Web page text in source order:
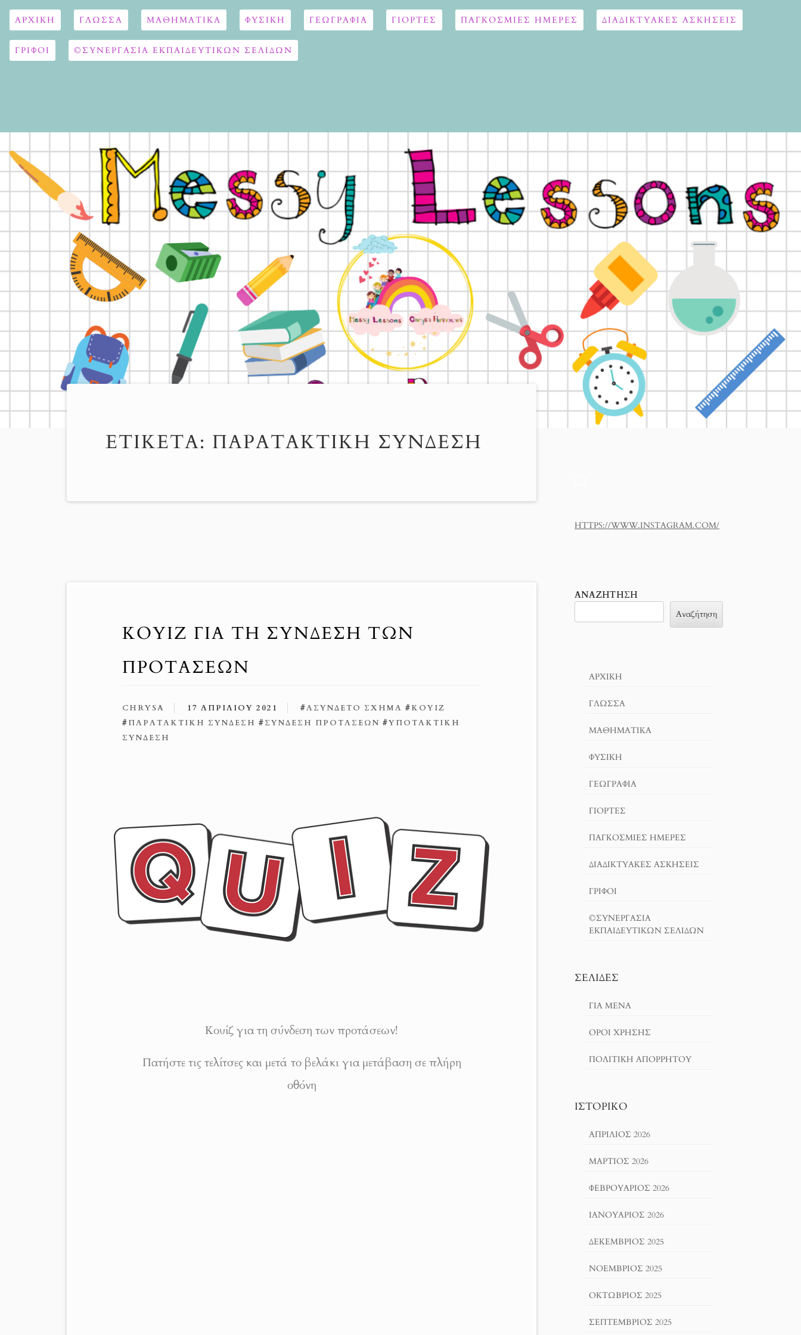
ΑΡΧΙΚΉ ΓΛΏΣΣΑ ΜΑΘΗΜΑΤΙΚΆ ΦΥΣΙΚΗ ΓΕΩΓΡΑΦΊΑ ΓΙΟΡΤΈΣ ΠΑΓΚΟΣΜΙΕΣ ΗΜΕΡΕΣ ΔΙΑΔΙΚΤΥΑΚΈΣ ΑΣΚΉΣΕΙΣ
ΓΡΙΦΟΙ ©ΣΥΝΕΡΓΑΣΙΑ ΕΚΠΑΙΔΕΥΤΙΚΩΝ ΣΕΛΙΔΩΝ
ΕΤΙΚΈΤΑ: ΠΑΡΑΤΑΚΤΙΚΉ ΣΎΝΔΕΣΗ
ΚΟΥΊΖ ΓΙΑ ΤΗ ΣΎΝΔΕΣΗ ΤΩΝ
ΠΡΟΤΆΣΕΩΝ
CHRYSA 17 ΑΠΡΙΛΊΟΥ 2021 #ΑΣΎΝΔΕΤΟ ΣΧΉΜΑ #ΚΟΥΊΖ
#ΠΑΡΑΤΑΚΤΙΚΉ ΣΎΝΔΕΣΗ #ΣΎΝΔΕΣΗ ΠΡΟΤΆΣΕΩΝ #ΥΠΟΤΑΚΤΙΚΉ
ΣΎΝΔΕΣΗ
Κουίζ για τη σύνδεση των προτάσεων!
Πατήστε τις τελίτσες και μετά το βελάκι για μετάβαση σε πλήρη
οθόνη
HTTPS://WWW.INSTAGRAM.COM/
ΑΝΑΖΉΤΗΣΗ
Αναζήτηση
ΑΡΧΙΚΉ
ΓΛΏΣΣΑ
ΜΑΘΗΜΑΤΙΚΆ
ΦΥΣΙΚΗ
ΓΕΩΓΡΑΦΊΑ
ΓΙΟΡΤΈΣ
ΠΑΓΚΟΣΜΙΕΣ ΗΜΕΡΕΣ
ΔΙΑΔΙΚΤΥΑΚΈΣ ΑΣΚΉΣΕΙΣ
ΓΡΙΦΟΙ
©ΣΥΝΕΡΓΑΣΙΑ
ΕΚΠΑΙΔΕΥΤΙΚΩΝ ΣΕΛΙΔΩΝ
ΣΕΛΊΔΕΣ
ΓΙΑ ΜΕΝΑ
ΌΡΟΙ ΧΡΗΣΗΣ
ΠΟΛΙΤΙΚΉ ΑΠΟΡΡΉΤΟΥ
ΙΣΤΟΡΙΚΌ
ΑΠΡΊΛΙΟΣ 2026
ΜΆΡΤΙΟΣ 2026
ΦΕΒΡΟΥΆΡΙΟΣ 2026
ΙΑΝΟΥΆΡΙΟΣ 2026
ΔΕΚΈΜΒΡΙΟΣ 2025
ΝΟΈΜΒΡΙΟΣ 2025
ΟΚΤΏΒΡΙΟΣ 2025
ΣΕΠΤΈΜΒΡΙΟΣ 2025